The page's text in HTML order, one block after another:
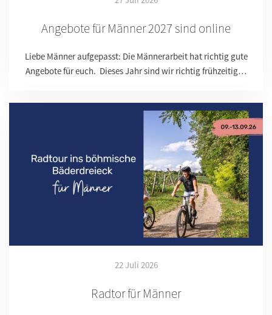
Angebote für Männer 2027 sind online
Liebe Männer aufgepasst: Die Männerarbeit hat richtig gute
Angebote für euch. Dieses Jahr sind wir richtig frühzeitig…
22 Juli 2026
Radtor für Männer